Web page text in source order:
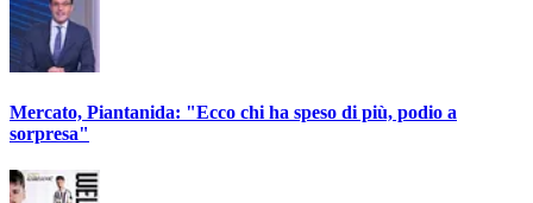
Mercato, Piantanida: "Ecco chi ha speso di più, podio a
sorpresa"